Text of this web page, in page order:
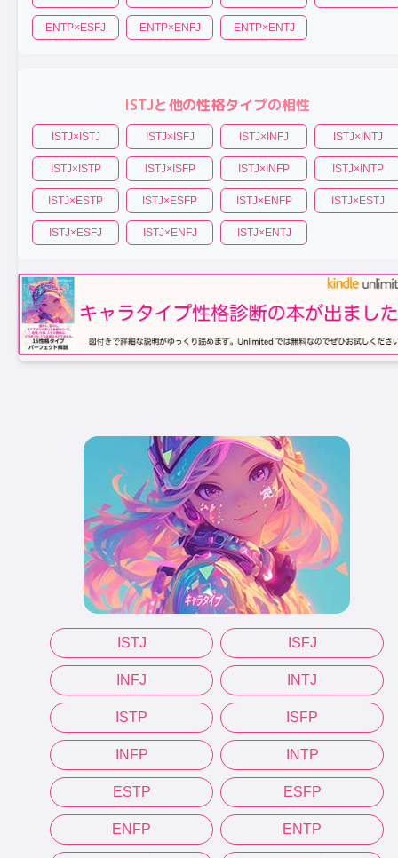
ISTJ ISFJ
INFJ INTJ
ISTP ISFP
INFP INTP
ESTP ESFP
ENFP ENTP
ENTP× ESFJ ENTP× ENFJ ENTP× ENTJ
ISTJと他の性格タイプの相性
ISTJ× ISTJ ISTJ× ISFJ ISTJ× INFJ ISTJ× INTJ
ISTJ× ISTP ISTJ× ISFP ISTJ× INFP ISTJ× INTP
ISTJ× ESTP ISTJ× ESFP ISTJ× ENFP ISTJ× ESTJ
ISTJ× ESFJ ISTJ× ENFJ ISTJ× ENTJ